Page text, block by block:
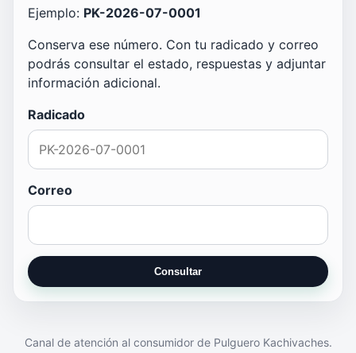
Ejemplo: PK-2026-07-0001
Conserva ese número. Con tu radicado y correo
podrás consultar el estado, respuestas y adjuntar
información adicional.
Radicado
Correo
Consultar
Canal de atención al consumidor de Pulguero Kachivaches.